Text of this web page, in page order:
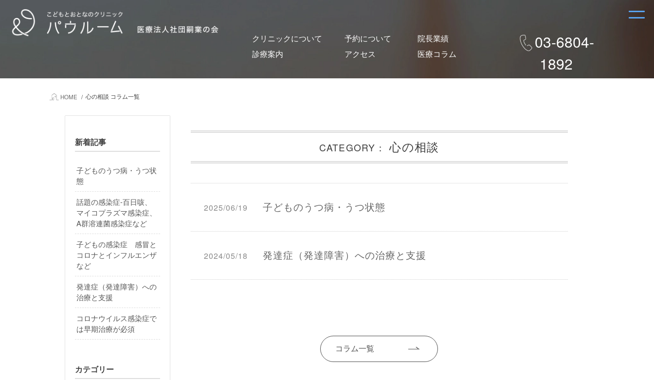
クリニックについて
クリニック概要
医師紹介・スタッフ紹介
オンライン診療について
施設紹介
貸し出し図書について
診療案内
予約について
はじめての方
予約・Web問診
アクセス
院長業績
医療コラム
03-6804-
1892
HOME 心の相談 コラム一覧
新着記事
子どものうつ病・うつ状
態
話題の感染症-百日咳、
マイコプラズマ感染症、
A群溶連菌感染症など
子どもの感染症 感冒と
コロナとインフルエンザ
など
発達症（発達障害）への
治療と支援
コロナウイルス感染症で
は早期治療が必須
カテゴリー
CATEGORY： 心の相談
2025/06/19 子どものうつ病・うつ状態
2024/05/18 発達症（発達障害）への治療と支援
コラム一覧